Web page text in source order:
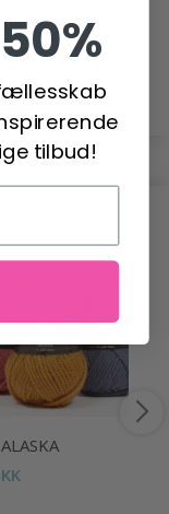
CM
DKK
tilbud!